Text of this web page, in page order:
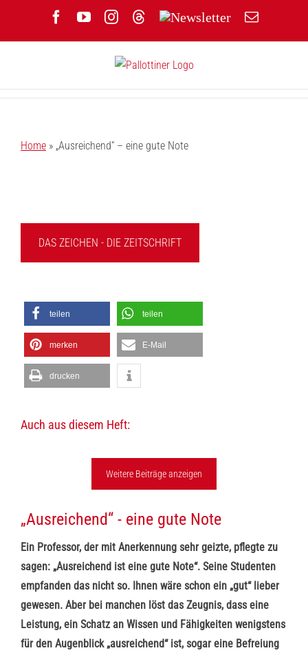
Facebook
YouTubeInstagram
Threads
Newsletter
E-
Home » „Ausreichend“ – eine gute Note
DAS ZEICHEN - DIE ZEITSCHRIFT
teilen teilen
merken E-Mail
drucken
Auch aus diesem Heft:
Weitere Beiträge anzeigen
„Ausreichend“ - eine gute Note
Ein Professor, der mit Anerkennung sehr geizte, pflegte zu
sagen: „Ausreichend ist eine gute Note“. Seine Studenten
empfanden das nicht so. Ihnen wäre schon ein „gut“ lieber
gewesen. Aber bei manchen löst das Zeugnis, dass eine
Leistung, ein Schatz an Wissen und Fähigkeiten wenigstens
für den Augenblick „ausreichend“ ist, sogar eine Befreiung